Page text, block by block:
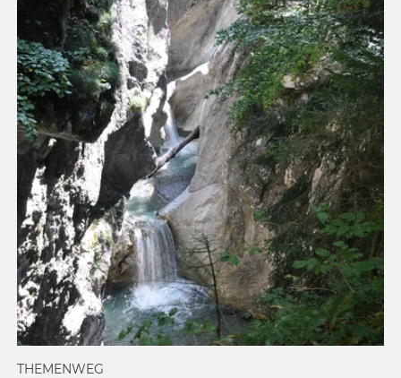
THEMENWEG